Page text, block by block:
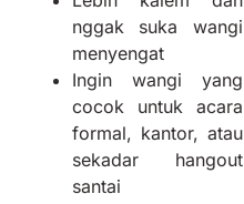
nggak suka wangi
menyengat
Ingin wangi yang
cocok untuk acara
formal, kantor, atau
sekadar hangout
santai